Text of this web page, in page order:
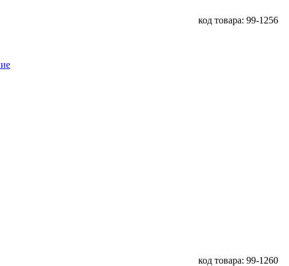
код товара: 99-1256
код товара: 99-1260